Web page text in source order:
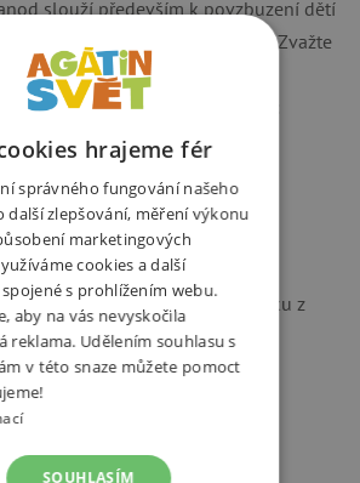
slouží především k povzbuzení dětí
myšleny pouze jako hračka. Zvažte
zda je hudební nástroj
Rozměry jednotlivých nástrojů:
4,5 cm flétna: 3 x 3 x 31 cm
Xylofon: 25 x 12 x 4,5 cm
se o hudební nástroje.
@ukecanamama za krásnou fotku z
Hudební hračky
hrajeme fér
správného fungování našeho
další zlepšování, měření výkonu
marketingových
cookies a další
s prohlížením webu.
aby na vás nevyskočila
reklama. Udělením souhlasu s
v této snaze můžete pomoct
SOUHLASÍM